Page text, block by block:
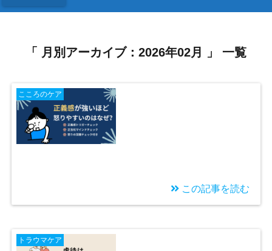
「 月別アーカイブ：2026年02月 」 一覧
こころのケア
りやすいのはなぜか
この記事を読む
トラウマケア